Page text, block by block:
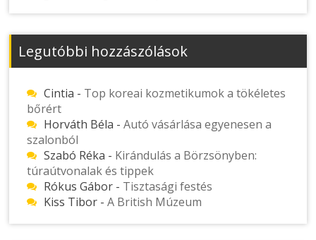
Legutóbbi hozzászólások
Cintia - Top koreai kozmetikumok a tökéletes
bőrért
Horváth Béla -Autó vásárlása egyenesen a
szalonból
Szabó Réka - Kirándulás a Börzsönyben:
túraútvonalak és tippek
Rókus Gábor - Tisztasági festés
Kiss Tibor -A British Múzeum